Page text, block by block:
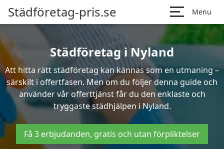
Städföretag-pris.se Menu
Städföretag i Nyland
Att hitta rätt städföretag kan kännas som en utmaning –
särskilt i offertfasen. Men om du följer denna guide och
använder vår offerttjänst får du den enklaste och
tryggaste städhjälpen i Nyland.
Få 3 erbjudanden, gratis och utan förpliktelser